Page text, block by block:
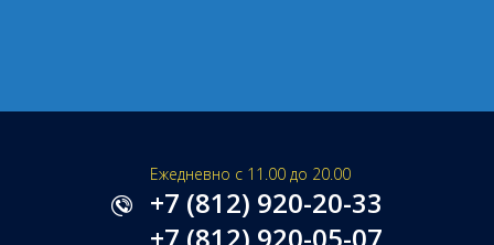
Ежедневно с 11.00 до 20.00
+7 (812) 920-20-33